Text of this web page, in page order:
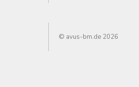
© avus-bm.de 2026